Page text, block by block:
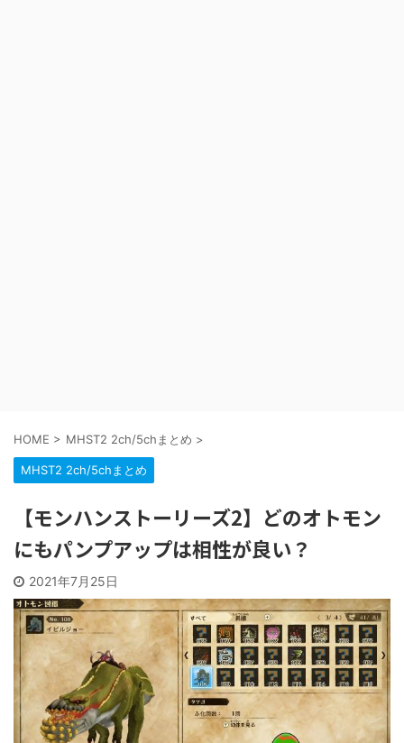
HOME > MHST2 2ch/5chまとめ >
MHST2 2ch/5chまとめ
【モンハンストーリーズ2】どのオトモン
にもパンプアップは相性が良い？
2021年7月25日